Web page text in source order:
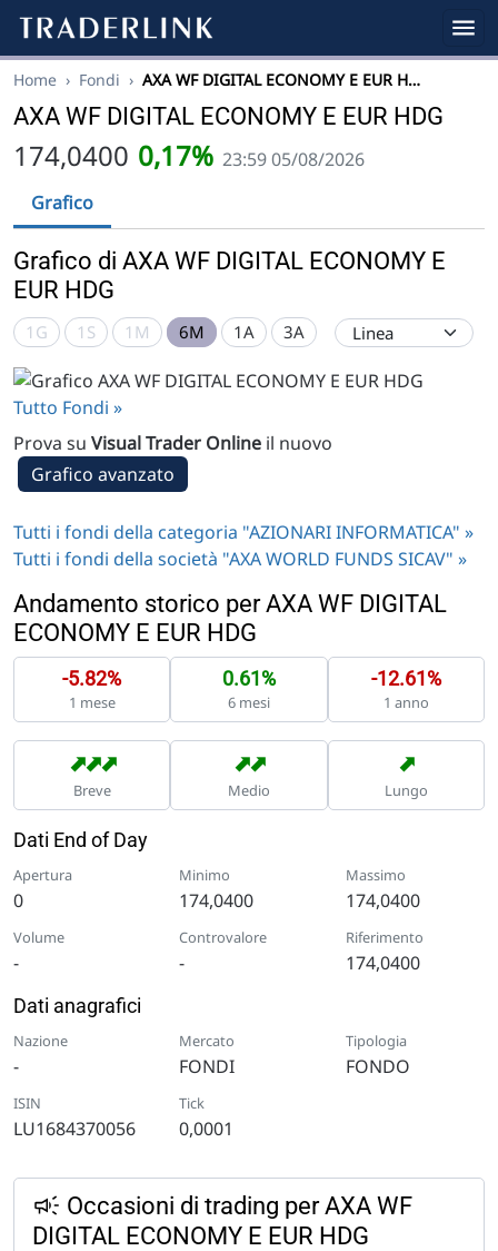
Home › Fondi › AXA WF DIGITAL ECONOMY E EUR H…
AXA WF DIGITAL ECONOMY E EUR HDG
174,0400 0,17% 23:59 05/08/2026
Grafico
Grafico di AXA WF DIGITAL ECONOMY E
EUR HDG
1G 1S 1M 6M 1A 3A
Tutto Fondi »
Prova su Visual Trader Online il nuovo
Grafico avanzato
Tutti i fondi della categoria "AZIONARI INFORMATICA" »
Tutti i fondi della società "AXA WORLD FUNDS SICAV" »
Andamento storico per AXA WF DIGITAL
ECONOMY E EUR HDG
-5.82%
1 mese
0.61%
6 mesi
-12.61%
1 anno
➡
➡
➡
Breve
➡
➡
Medio
➡
Lungo
Dati End of Day
Apertura
0
Minimo
174,0400
Massimo
174,0400
Volume
-
Controvalore
-
Riferimento
174,0400
Dati anagrafici
Nazione
-
Mercato
FONDI
Tipologia
FONDO
ISIN
LU1684370056
Tick
0,0001
Occasioni di trading per AXA WF
DIGITAL ECONOMY E EUR HDG